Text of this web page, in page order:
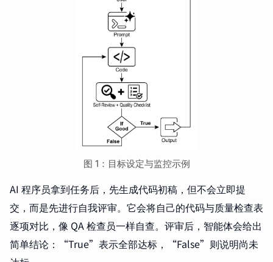
图 1：目标设定与监控示例
AI 程序员拿到任务后，先生成代码初稿，但不会立即提
交，而是先进行自我评审。它会将自己的代码与质量检查表
逐项对比，像 QA 检查员一样自查。评审后，智能体会给出
简单结论：“True”表示全部达标，“False”则说明尚未